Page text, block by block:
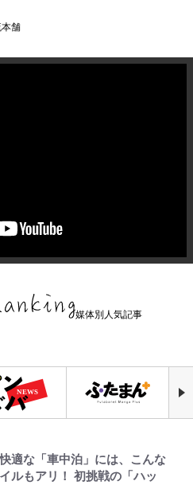
舗
媒体別人気記事
適な「車中泊」には、こんな
ルもアリ！ 初挑戦の「ハッ
果、“10キロ減”告白後の背
骨くっきりトレ姿に「痩せ過
りにも強すぎる…」『呪術廻
で描かれた、本編最強の呪術
と大地の雲と 第1回
魔王様、リトライ!R R第58話
の1枚…ワルぃゎ〜｣鈴木優磨
翌日に写真12枚投稿→渾身
風呂に入れたいゾ
画家・江口寿史がお金がなく
を売却!? 画集『KING OF